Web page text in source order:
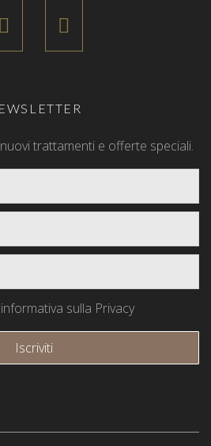
trattamenti e offerte speciali.
sulla Privacy